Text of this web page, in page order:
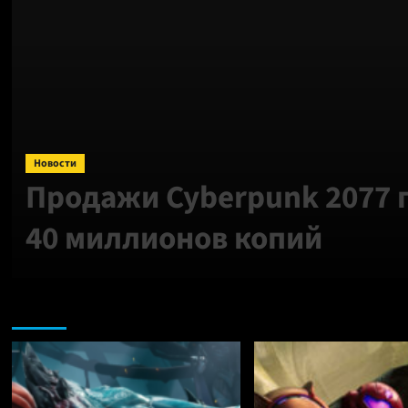
Новости
Продажи Cyberpunk 2077
40 миллионов копий